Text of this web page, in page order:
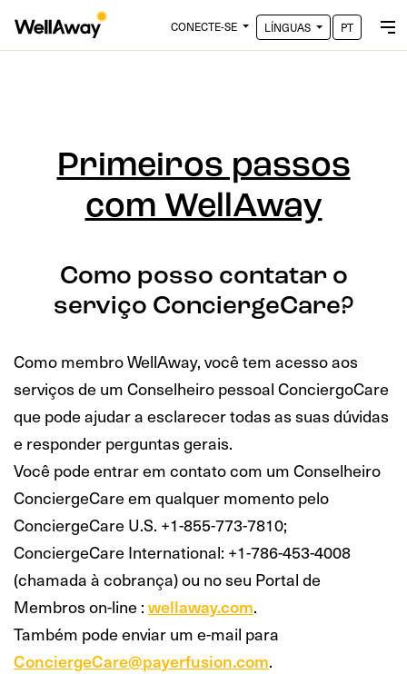
CONECTE-SE LÍNGUAS PT
Primeiros passos
com WellAway
Como posso contatar o
serviço ConciergeCare?
Como membro WellAway, você tem acesso aos
serviços de um Conselheiro pessoal ConciergoCare
que pode ajudar a esclarecer todas as suas dúvidas
e responder perguntas gerais.
Você pode entrar em contato com um Conselheiro
ConciergeCare em qualquer momento pelo
ConciergeCare U.S. +1-855-773-7810;
ConciergeCare International: +1-786-453-4008
(chamada à cobrança) ou no seu Portal de
Membros on-line :wellaway.com.
Também pode enviar um e-mail para
ConciergeCare@payerfusion.com.